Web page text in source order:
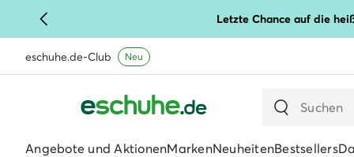
Letzte Chance auf die
eschuhe.de-Club Neu
Angebote und AktionenMarkenNeuheitenBestsellers